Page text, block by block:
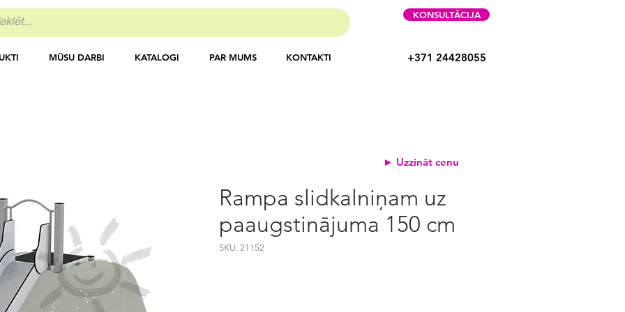
MŪSU DARBI KATALOGI PAR MUMS KONTAKTI
KONSULTĀCIJA
+371 24428055
Rampa slidkalniņam uz
paaugstinājuma 150 cm
SKU: 21152
► Uzzināt cenu